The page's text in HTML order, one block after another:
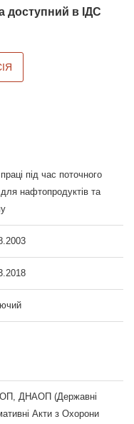
доступний в ІДС
під час поточного
нафтопродуктів та
ДНАОП (Державні
Акти з Охорони